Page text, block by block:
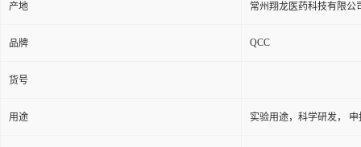
产地 常州翔龙医药科技有限公
品牌 QCC
货号
用途 实验用途，科学研发， 申